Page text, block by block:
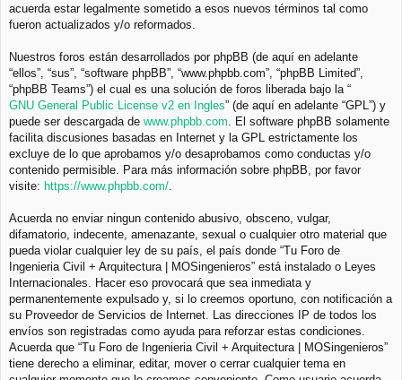
acuerda estar legalmente sometido a esos nuevos términos tal como
fueron actualizados y/o reformados.
Nuestros foros están desarrollados por phpBB (de aquí en adelante
“ellos”, “sus”, “software phpBB”, “www.phpbb.com”, “phpBB Limited”,
“phpBB Teams”) el cual es una solución de foros liberada bajo la “
GNU General Public License v2 en Ingles” (de aquí en adelante “GPL”) y
puede ser descargada de www.phpbb.com . El software phpBB solamente
facilita discusiones basadas en Internet y la GPL estrictamente los
excluye de lo que aprobamos y/o desaprobamos como conductas y/o
contenido permisible. Para más información sobre phpBB, por favor
visite: https://www.phpbb.com/
Acuerda no enviar ningun contenido abusivo, obsceno, vulgar,
difamatorio, indecente, amenazante, sexual o cualquier otro material que
pueda violar cualquier ley de su país, el país donde “Tu Foro de
Ingenieria Civil + Arquitectura | MOSingenieros” está instalado o Leyes
Internacionales. Hacer eso provocará que sea inmediata y
permanentemente expulsado y, si lo creemos oportuno, con notificación a
su Proveedor de Servicios de Internet. Las direcciones IP de todos los
envíos son registradas como ayuda para reforzar estas condiciones.
Acuerda que “Tu Foro de Ingenieria Civil + Arquitectura | MOSingenieros”
tiene derecho a eliminar, editar, mover o cerrar cualquier tema en